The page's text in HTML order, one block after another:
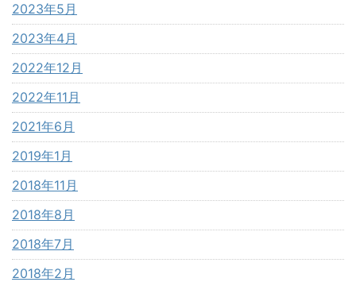
2023年5月
2023年4月
2022年12月
2022年11月
2021年6月
2019年1月
2018年11月
2018年8月
2018年7月
2018年2月